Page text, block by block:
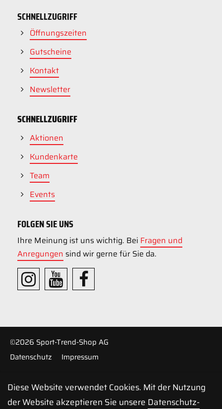
SCHNELLZUGRIFF
Öffnungszeiten
Gutscheine
Kontakt
Newsletter
SCHNELLZUGRIFF
Aktionen
Kundenkarte
Team
Events
FOLGEN SIE UNS
Ihre Meinung ist uns wichtig. Bei Fragen und
Anregungen sind wir gerne für Sie da.
©2026 Sport-Trend-Shop AG
Datenschutz
Impressum
Diese Website verwendet Cookies. Mit der Nutzung
der Website akzeptieren Sie unsere Daten­schutz­